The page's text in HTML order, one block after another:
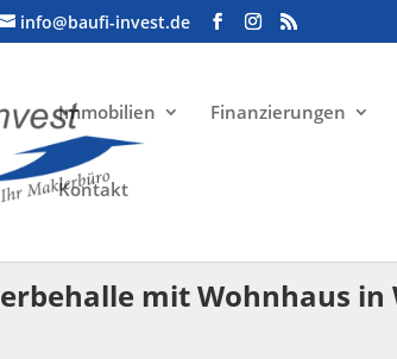
info@baufi-invest.de
Immobilien Finanzierungen
Kontakt
mit Wohnhaus